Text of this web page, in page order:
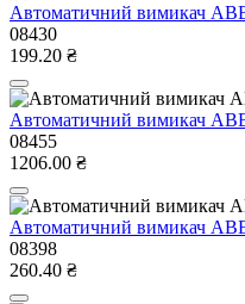
Автоматичний вимикач
08430
199.20 ₴
Автоматичний вимикач
08455
1206.00 ₴
Автоматичний вимикач
08398
260.40 ₴